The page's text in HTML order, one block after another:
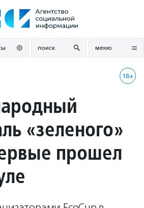
поиск меню
18+
«зеленого»
прошел